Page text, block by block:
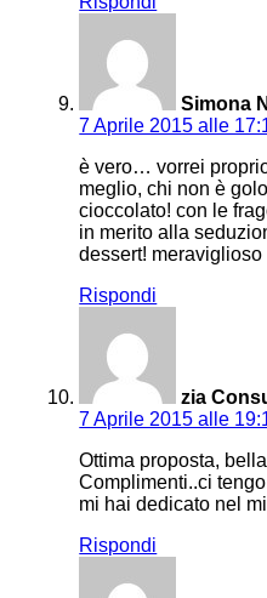
Simona
7 Aprile 2015 alle
è vero… vorrei
meglio, chi non è
cioccolato! con le
in merito alla
dessert! meraviglioso
Rispondi
zia
7 Aprile 2015 alle
Ottima proposta,
Complimenti..ci
mi hai dedicato nel
Rispondi